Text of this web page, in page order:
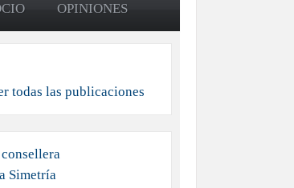
OPINIONES
todas las publicaciones